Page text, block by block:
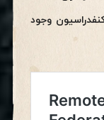
وجود